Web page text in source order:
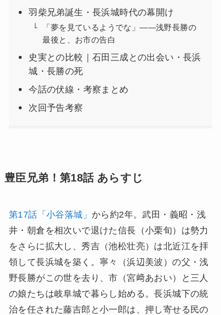
羽柴兄弟誕生・長浜城時代の幕開け
「夢を見ているようでな」——浅野長勝の
最後と、お市の告白
史実との比較｜石田三成との出会い・長浜
城・長勝の死
今話の伏線・考察まとめ
次回予告考察
豊臣兄弟！第18話 あらすじ
第17話「小谷落城」 から約2年。武田・義昭・浅
井・朝倉を相次いで退けた信長（小栗旬）は勢力
をさらに拡大し、秀吉（池松壮亮）は北近江を拝
領して長浜城を築く。寧々（浜辺美波）の父・浅
野長勝がこの世を去り、市（宮﨑あおい）と三人
の娘たちは岐阜城で暮らし始める。長浜城下の統
治を任された藤吉郎と小一郎は、押し寄せる民の